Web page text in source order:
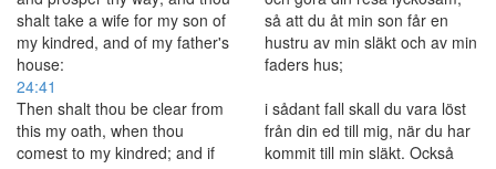
shalt take a wife for my son of
my kindred, and of my father's
house:
så att du åt min son får en
hustru av min släkt och av min
faders hus;
24:41
Then shalt thou be clear from
this my oath, when thou
comest to my kindred; and if
i sådant fall skall du vara löst
från din ed till mig, när du har
kommit till min släkt. Också